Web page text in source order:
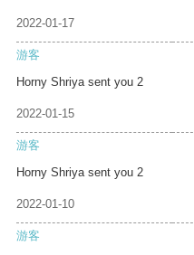
2022-01-17
游客
Horny Shriya sent you 2
2022-01-15
游客
Horny Shriya sent you 2
2022-01-10
游客